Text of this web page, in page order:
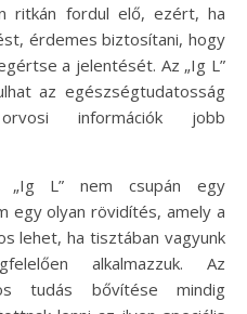
ritkán fordul elő, ezért, ha
érdemes biztosítani, hogy
a jelentését. Az „Ig L”
az egészségtudatosság
információk jobb
„Ig L” nem csupán egy
egy olyan rövidítés, amely a
lehet, ha tisztában vagyunk
alkalmazzuk. Az
tudás bővítése mindig